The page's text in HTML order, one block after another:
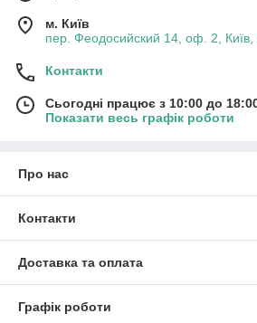
м. Київ
пер. Феодосийский 14, оф. 2, Київ,
Контакти
Сьогодні працює з 10:00 до
Показати весь графік роботи
Про нас
Контакти
Доставка та оплата
Графік роботи